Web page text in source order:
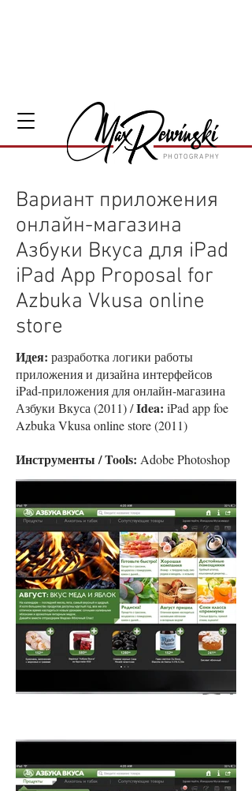
PHOTOGRAPHY
Вариант приложения
онлайн-магазина
Азбуки Вкуса для iPad
iPad App Proposal for
Azbuka Vkusa online
store
Идея: разработка логики работы
приложения и дизайна интерфейсов
iPad-приложения для онлайн-магазина
Азбуки Вкуса (2011) /Idea: iPad app foe
Azbuka Vkusa online store (2011)
Инструменты / Tools: Adobe Photoshop